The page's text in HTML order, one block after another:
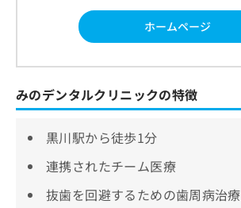
ホームページ
みのデンタルクリニックの特徴
黒川駅から徒歩1分
連携されたチーム医療
抜歯を回避するための歯周病治療